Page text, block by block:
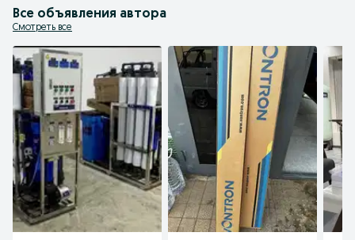
Все объявления автора
Смотреть все